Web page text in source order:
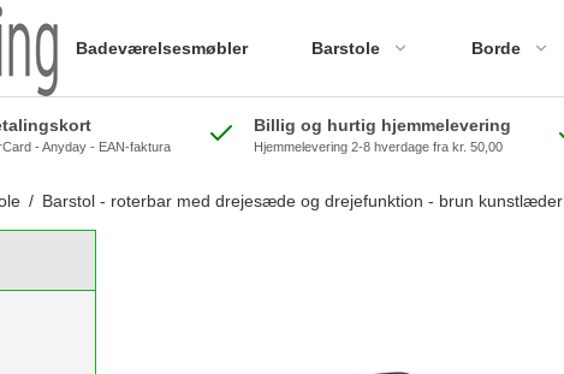
Badeværelsesmøbler Barstole Borde
- Anyday - EAN-faktura
Billig og hurtig hjemmelevering
Hjemmelevering 2-8 hverdage fra kr. 50,00
/ Barstol - roterbar med drejesæde og drejefunktion - brun kunstlæder